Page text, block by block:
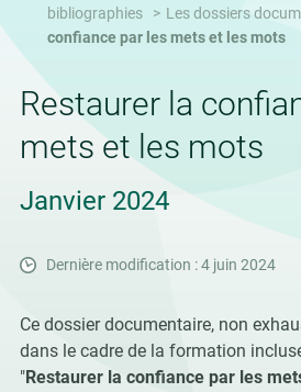
bibliographies
Les dossiers
confiance par les mets et les mots
Restaurer la
mets et les mots
Janvier 2024
Dernière modification : 4 juin 2024
Ce dossier documentaire, non
dans le cadre de la formation
"Restaurer la confiance par les